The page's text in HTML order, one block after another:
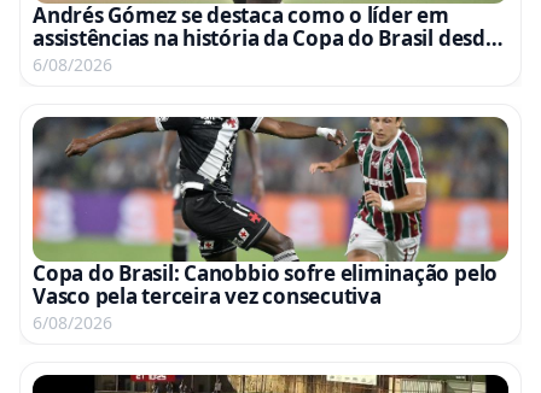
Andrés Gómez se destaca como o líder em
assistências na história da Copa do Brasil desde
sua estreia
6/08/2026
Copa do Brasil: Canobbio sofre eliminação pelo
Vasco pela terceira vez consecutiva
6/08/2026